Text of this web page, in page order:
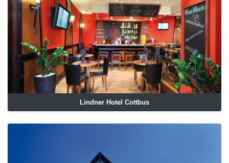
Lindner Hotel Cottbus